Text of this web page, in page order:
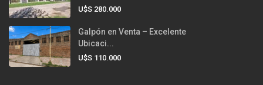
U$S 280.000
Galpón en Venta – Excelente
Ubicaci...
U$S 110.000